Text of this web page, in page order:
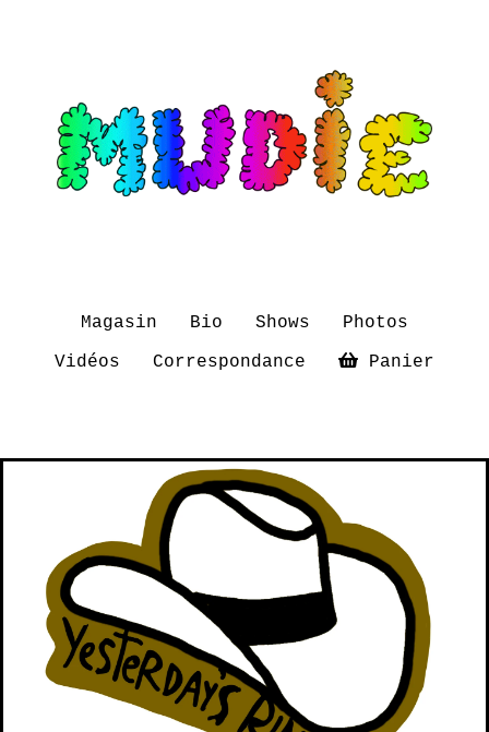
Magasin Bio Shows
Photos
Vidéos
Correspondance Panier